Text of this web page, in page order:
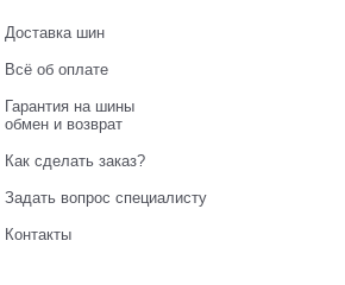
Доставка шин
Всё об оплате
Гарантия на шины
обмен и возврат
Как сделать заказ?
Задать вопрос специалисту
Контакты